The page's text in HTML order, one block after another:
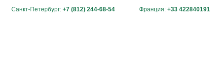
Санкт-Петербург: +7 (812) 244-68-54 Франция: +33 422840191